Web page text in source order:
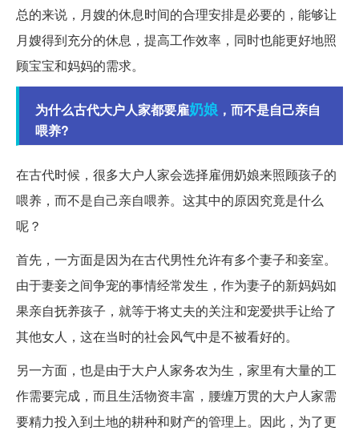
总的来说，月嫂的休息时间的合理安排是必要的，能够让
月嫂得到充分的休息，提高工作效率，同时也能更好地照
顾宝宝和妈妈的需求。
为什么古代大户人家都要雇奶娘 ，而不是自己亲自
喂养?
在古代时候，很多大户人家会选择雇佣奶娘来照顾孩子的
喂养，而不是自己亲自喂养。这其中的原因究竟是什么
呢？
首先，一方面是因为在古代男性允许有多个妻子和妾室。
由于妻妾之间争宠的事情经常发生，作为妻子的新妈妈如
果亲自抚养孩子，就等于将丈夫的关注和宠爱拱手让给了
其他女人，这在当时的社会风气中是不被看好的。
另一方面，也是由于大户人家务农为生，家里有大量的工
作需要完成，而且生活物资丰富，腰缠万贯的大户人家需
要精力投入到土地的耕种和财产的管理上。因此，为了更